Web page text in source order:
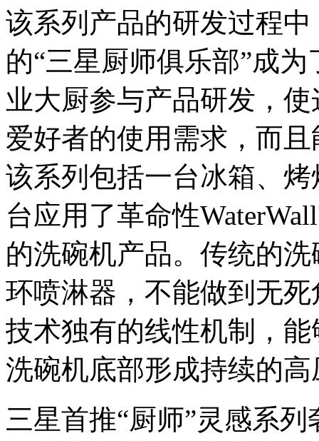
该系列产品的研发过程
的“三星厨师俱乐部”成
业大厨参与产品研发，
爱好者的使用需求，而
该系列包括一台冰箱、
台应用了革命性
的洗碗机产品。传统的
环喷淋器，不能做到无
技术独有的线性机制，
洗碗机底部形成持续的
三星首推“厨师”灵感系